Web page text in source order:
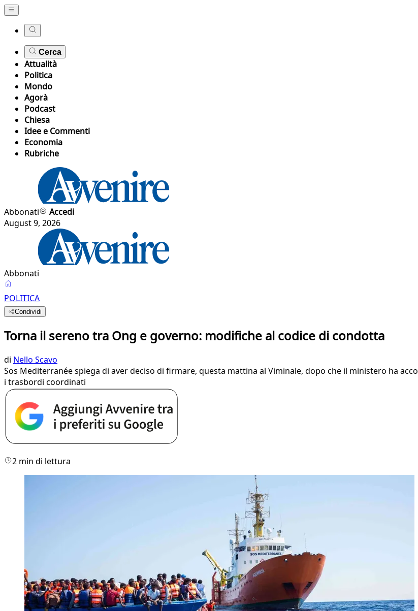
Cerca
Attualità
Politica
Mondo
Agorà
Podcast
Chiesa
Idee e Commenti
Economia
Rubriche
Abbonati
Accedi
August 9, 2026
Abbonati
POLITICA
Condividi
Torna il sereno tra Ong e governo: modifiche al codice di condotta
di Nello Scavo
Sos Mediterranée spiega di aver deciso di firmare, questa mattina al Viminale, dopo che il ministero ha
i trasbordi coordinati
2 min di lettura